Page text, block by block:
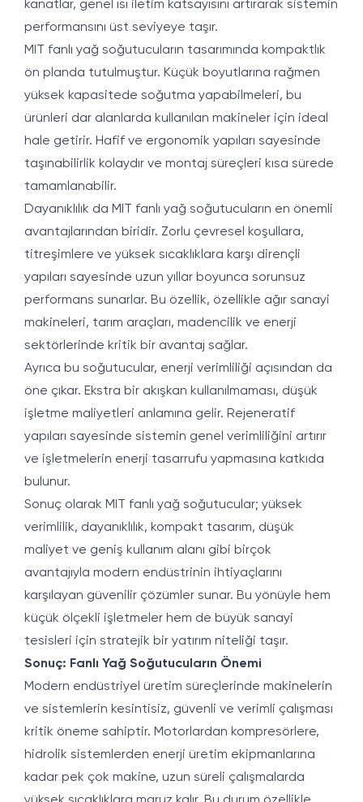
kanatlar, genel ısı iletim katsayısını artırarak sistemin
performansını üst seviyeye taşır.
MIT fanlı yağ soğutucuların tasarımında kompaktlık
ön planda tutulmuştur. Küçük boyutlarına rağmen
yüksek kapasitede soğutma yapabilmeleri, bu
ürünleri dar alanlarda kullanılan makineler için ideal
hale getirir. Hafif ve ergonomik yapıları sayesinde
taşınabilirlik kolaydır ve montaj süreçleri kısa sürede
tamamlanabilir.
Dayanıklılık da MIT fanlı yağ soğutucuların en önemli
avantajlarından biridir. Zorlu çevresel koşullara,
titreşimlere ve yüksek sıcaklıklara karşı dirençli
yapıları sayesinde uzun yıllar boyunca sorunsuz
performans sunarlar. Bu özellik, özellikle ağır sanayi
makineleri, tarım araçları, madencilik ve enerji
sektörlerinde kritik bir avantaj sağlar.
Ayrıca bu soğutucular, enerji verimliliği açısından da
öne çıkar. Ekstra bir akışkan kullanılmaması, düşük
işletme maliyetleri anlamına gelir. Rejeneratif
yapıları sayesinde sistemin genel verimliliğini artırır
ve işletmelerin enerji tasarrufu yapmasına katkıda
bulunur.
Sonuç olarak MIT fanlı yağ soğutucular; yüksek
verimlilik, dayanıklılık, kompakt tasarım, düşük
maliyet ve geniş kullanım alanı gibi birçok
avantajıyla modern endüstrinin ihtiyaçlarını
karşılayan güvenilir çözümler sunar. Bu yönüyle hem
küçük ölçekli işletmeler hem de büyük sanayi
tesisleri için stratejik bir yatırım niteliği taşır.
Sonuç: Fanlı Yağ Soğutucuların Önemi
Modern endüstriyel üretim süreçlerinde makinelerin
ve sistemlerin kesintisiz, güvenli ve verimli çalışması
kritik öneme sahiptir. Motorlardan kompresörlere,
hidrolik sistemlerden enerji üretim ekipmanlarına
kadar pek çok makine, uzun süreli çalışmalarda